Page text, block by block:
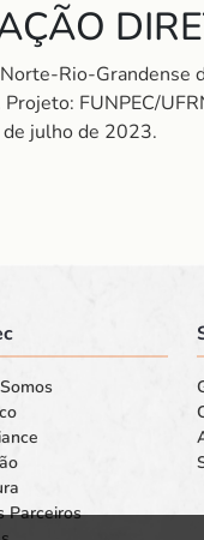
Rio-Grandense
Projeto: FUNPEC/
julho de 2023.
Parceiros